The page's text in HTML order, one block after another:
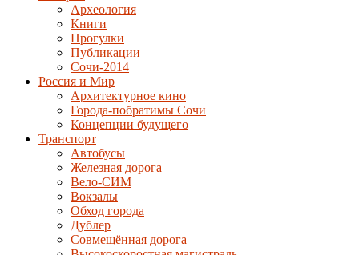
Археология
Книги
Прогулки
Публикации
Сочи-2014
Россия и Мир
Архитектурное кино
Города-побратимы Сочи
Концепции будущего
Транспорт
Автобусы
Железная дорога
Вело-СИМ
Вокзалы
Обход города
Дублер
Совмещённая дорога